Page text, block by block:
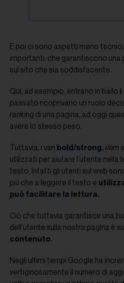
E poi ci sono aspetti meno
importanti, che garantiscono una
sul sito che sia soddisfacente.
Qui, ad esempio, entrano in ballo i
passato ricoprivano un ruolo
ranking di una pagina, ad oggi
avere lo stesso peso.
Tuttavia, i vari bold/strong,i/em
utilizzati per aiutare l’utente nella
testo. Infatti gli utenti sul web
più che a leggere il testo e
può facilitare la lettura.
Ciò che tuttavia garantisce una
dell’utente sulla nostra pagina è
contenuto.
Negli ultimi tempi Google ha
vertiginosamente il numero di